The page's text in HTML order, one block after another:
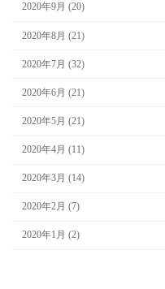
2020年9月 (20)
2020年8月 (21)
2020年7月 (32)
2020年6月 (21)
2020年5月 (21)
2020年4月 (11)
2020年3月 (14)
2020年2月 (7)
2020年1月 (2)